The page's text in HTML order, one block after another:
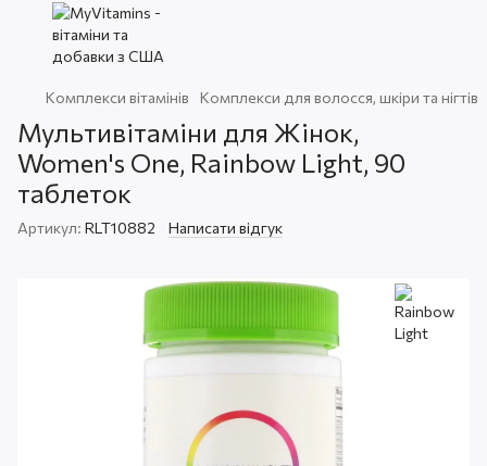
Комплекси вітамінів Комплекси для волосся, шкіри та нігтів
Мультивітаміни для Жінок,
Women's One, Rainbow Light, 90
таблеток
Артикул: RLT10882 Написати відгук